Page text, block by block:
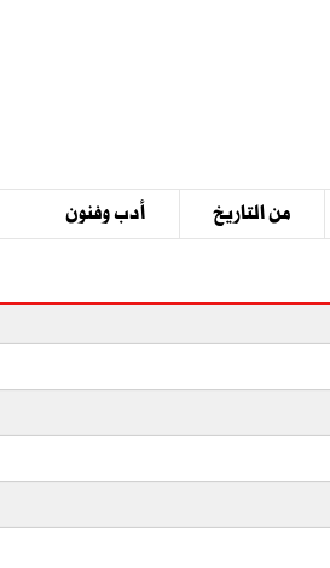
من التاريخ أدب وفنون